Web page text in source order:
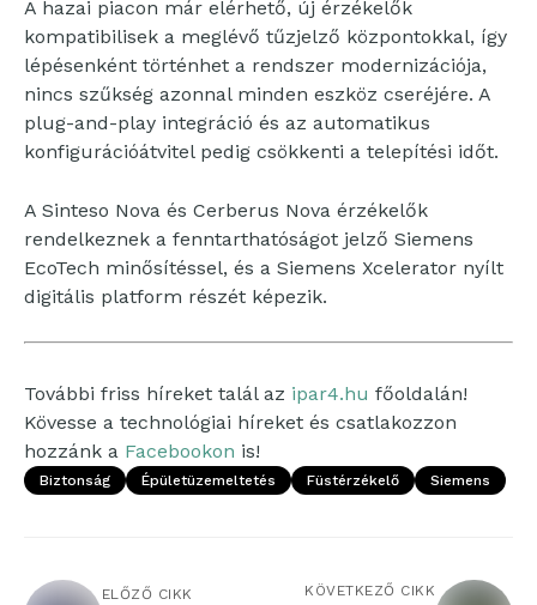
A hazai piacon már elérhető, új érzékelők
kompatibilisek a meglévő tűzjelző központokkal, így
lépésenként történhet a rendszer modernizációja,
nincs szűkség azonnal minden eszköz cseréjére. A
plug-and-play integráció és az automatikus
konfigurációátvitel pedig csökkenti a telepítési időt.
A Sinteso Nova és Cerberus Nova érzékelők
rendelkeznek a fenntarthatóságot jelző Siemens
EcoTech minősítéssel, és a Siemens Xcelerator nyílt
digitális platform részét képezik.
További friss híreket talál az ipar4.hu főoldalán!
Kövesse a technológiai híreket és csatlakozzon
hozzánk a Facebookon is!
Biztonság Épületüzemeltetés Füstérzékelő Siemens
ELŐZŐ CIKK KÖVETKEZŐ CIKK